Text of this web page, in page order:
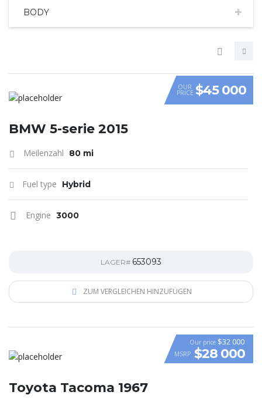
BODY
VIDEO
OUR
PRICE $45 000
BMW 5-serie 2015
Meilenzahl 80 mi
Fuel type Hybrid
Engine 3000
LAGER# 653093
ZUM VERGLEICHEN HINZUFÜGEN
Our price $32 000
MSRP $28 000
Toyota Tacoma 1967